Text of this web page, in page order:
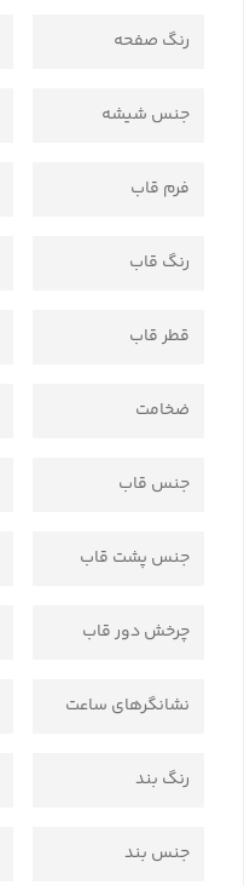
رنگ صفحه
جنس شیشه
فرم قاب
رنگ قاب
قطر قاب
ضخامت
جنس قاب
جنس پشت قاب
چرخش دور قاب
نشانگرهای ساعت
رنگ بند
جنس بند